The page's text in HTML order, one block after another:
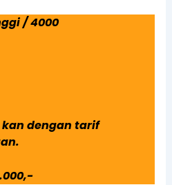
/ 4000
dengan tarif